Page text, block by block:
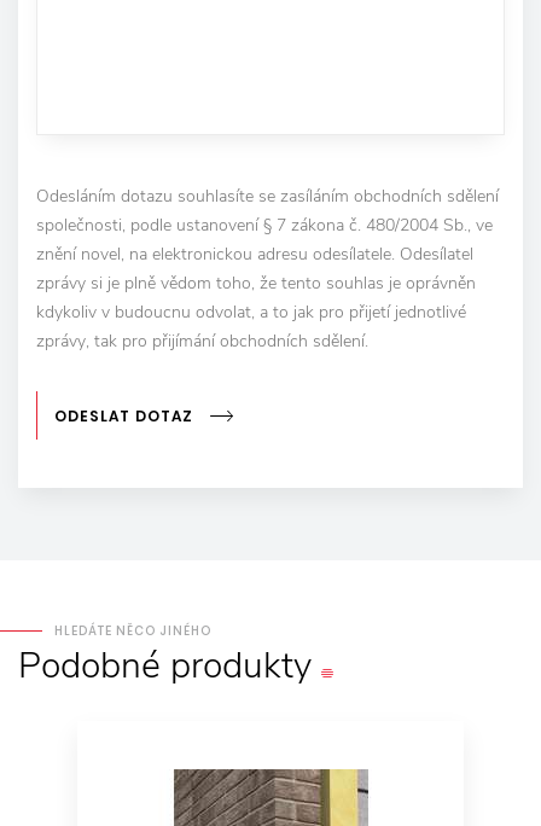
Odesláním dotazu souhlasíte se zasíláním obchodních sdělení
společnosti, podle ustanovení § 7 zákona č. 480/2004 Sb., ve
znění novel, na elektronickou adresu odesílatele. Odesílatel
zprávy si je plně vědom toho, že tento souhlas je oprávněn
kdykoliv v budoucnu odvolat, a to jak pro přijetí jednotlivé
zprávy, tak pro přijímání obchodních sdělení.
ODESLAT DOTAZ
HLEDÁTE NĚCO JINÉHO
Podobné produkty